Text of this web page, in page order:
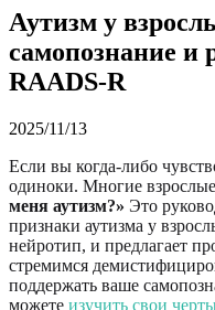
Аутизм у
самопознание и
RAADS-R
2025/11/13
Если вы когда-либо
одиноки. Многие
меня аутизм?» Это
признаки аутизма у
нейротип, и предлагает
стремимся
поддержать ваше
можете изучить свои